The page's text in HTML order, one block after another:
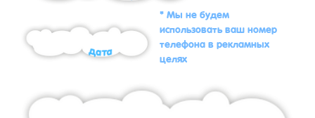
* Мы не будем
использовать ваш номер
телефона в рекламных
целях